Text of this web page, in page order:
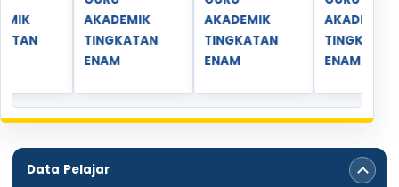
AKADEMIK
TINGKATAN
AKADEMIK
TINGKATAN
GURU
AKADEMIK
TINGKATAN
Data Pelajar